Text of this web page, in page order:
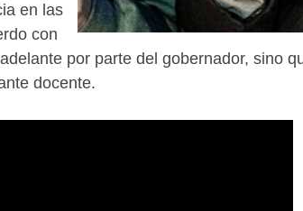
en las
con
por parte del gobernador, sino
docente.